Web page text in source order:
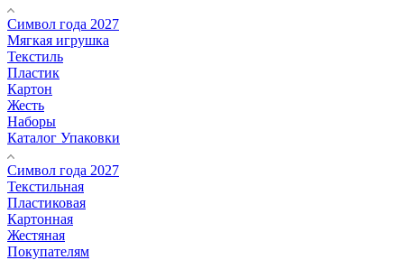
Символ года 2027
Мягкая игрушка
Текстиль
Пластик
Картон
Жесть
Наборы
Каталог Упаковки
Символ года 2027
Текстильная
Пластиковая
Картонная
Жестяная
Покупателям